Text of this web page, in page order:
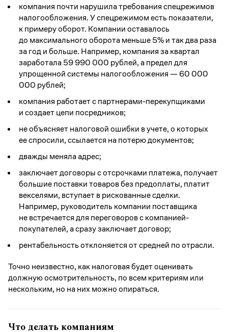
компания почти нарушила требования спецрежимов
налогообложения. У спецрежимом есть показатели,
к примеру оборот. Компании оставалось
до максимального оборота меньше 5% и так два раза
за год и больше. Например, компания за квартал
заработала 59 990 000 рублей, а предел для
упрощенной системы налогообложения — 60 000
000 рублей;
компания работает с партнерами-перекупщиками
и создает цепи посредников;
не объясняет налоговой ошибки в учете, о которых
ее спросили, ссылается на потерю документов;
дважды меняла адрес;
заключает договоры с отсрочками платежа, получает
большие поставки товаров без предоплаты, платит
векселями, вступает в рискованные сделки.
Например, руководитель компании поставщика
не встречается для переговоров с компанией-
покупателей, а сразу заключает договор;
рентабельность отклоняется от средней по отрасли.
Точно неизвестно, как налоговая будет оценивать
должную осмотрительность, по всем критериям или
нескольким, но на них можно опираться.
Что делать компаниям